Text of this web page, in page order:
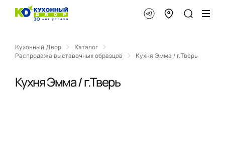
Кухонный Двор
Каталог
Распродажа выставочных образцов
Кухня Эмма / г.Тверь
Кухня Эмма / г.Тверь